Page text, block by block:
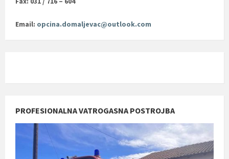
Email: opcina.domaljevac@outlook.com
PROFESIONALNA VATROGASNA POSTROJBA